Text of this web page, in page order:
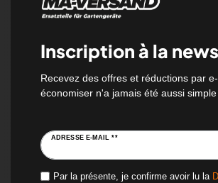
Inscription à la
Recevez des offres et réductions par
économiser n'a jamais été aussi simple
ADRESSE E-MAIL **
Par la présente, je confirme avoir lu la